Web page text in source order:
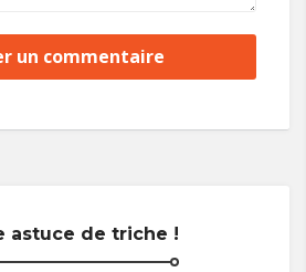
astuce de triche !